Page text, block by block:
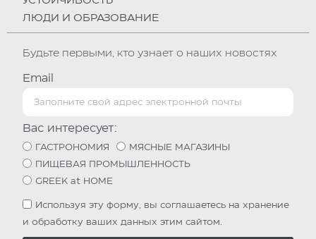
ЛЮДИ И ОБРАЗОВАНИЕ
Будьте первыми, кто узнает о наших новостях
Email
Вас интересует:
ГАСТРОНОМИЯ
МЯСНЫЕ МАГАЗИНЫ
ПИЩЕВАЯ ПРОМЫШЛЕННОСТЬ
GREEK at HOME
Используя эту форму, вы соглашаетесь на хранение
и обработку ваших данных этим сайтом.